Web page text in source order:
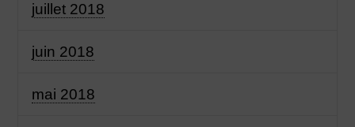
juillet 2018
juin 2018
mai 2018